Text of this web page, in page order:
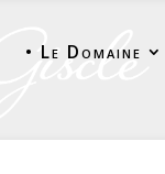
• Le Domaine